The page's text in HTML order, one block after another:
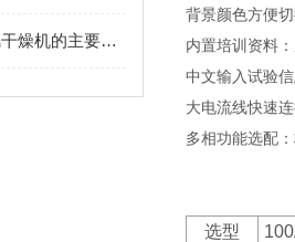
你了解电缆热风干燥机的主要技术优点吗
背景颜色方便
内置培训资料
中文输入试验
大电流线快速
多相功能选配
选型